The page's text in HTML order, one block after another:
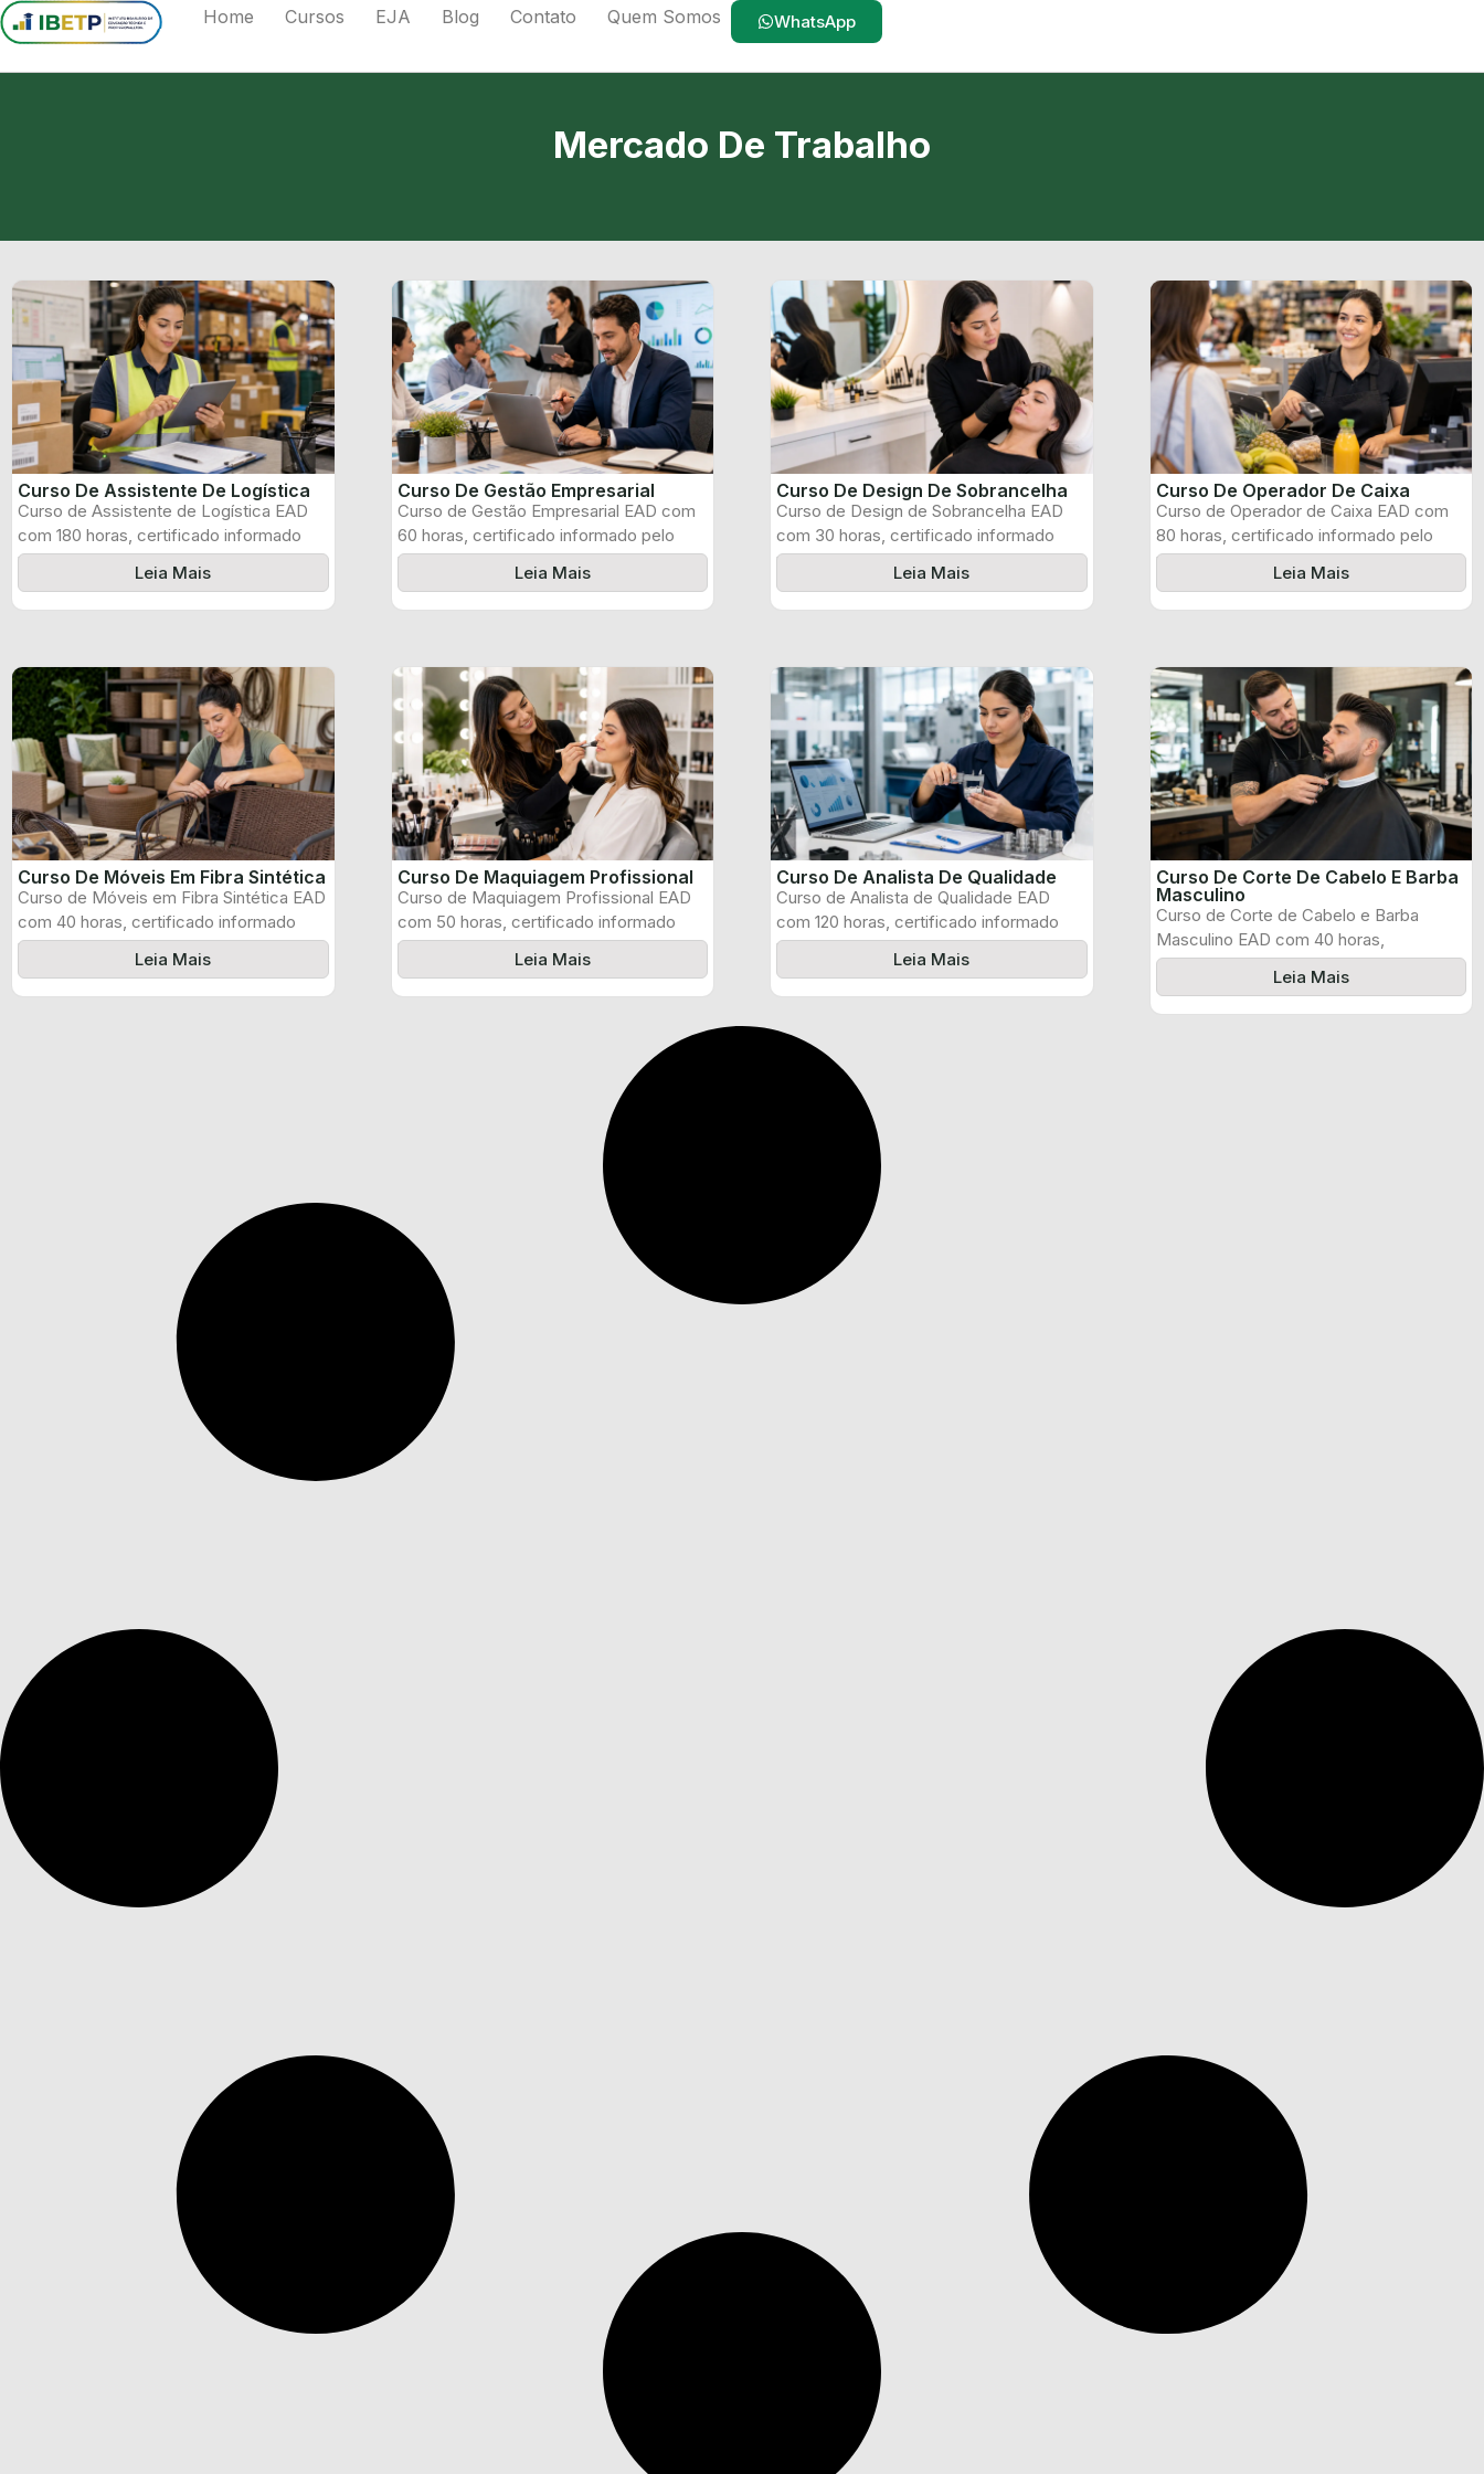
Home Cursos EJA Blog Contato Quem Somos WhatsApp
Mercado De Trabalho
Curso De Assistente De Logística
Curso de Assistente de Logística EAD
com 180 horas, certificado informado
pelo produtor ...
Leia Mais
Curso De Gestão Empresarial
Curso de Gestão Empresarial EAD com
60 horas, certificado informado pelo
produtor e ...
Leia Mais
Curso De Design De Sobrancelha
Curso de Design de Sobrancelha EAD
com 30 horas, certificado informado
pelo produtor ...
Leia Mais
Curso De Operador De Caixa
Curso de Operador de Caixa EAD com
80 horas, certificado informado pelo
produtor ...
Leia Mais
Curso De Móveis Em Fibra Sintética
Curso de Móveis em Fibra Sintética EAD
com 40 horas, certificado informado
pelo ...
Leia Mais
Curso De Maquiagem Profissional
Curso de Maquiagem Profissional EAD
com 50 horas, certificado informado
pelo produtor e ...
Leia Mais
Curso De Analista De Qualidade
Curso de Analista de Qualidade EAD
com 120 horas, certificado informado
pelo produtor ...
Leia Mais
Curso De Corte De Cabelo E Barba
Masculino
Curso de Corte de Cabelo e Barba
Masculino EAD com 40 horas,
certificado ...
Leia Mais